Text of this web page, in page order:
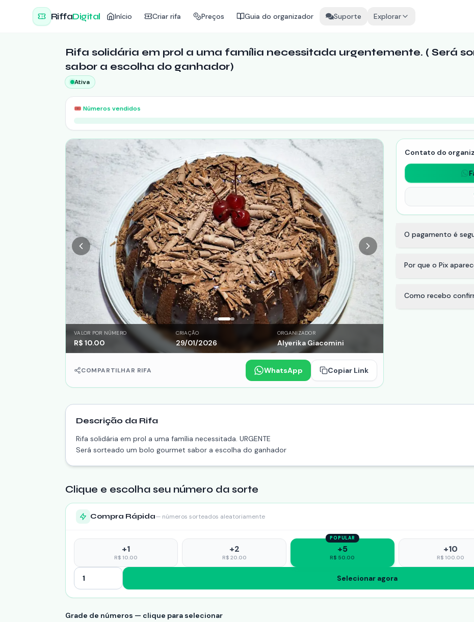
RiffaDigital Início Criar rifa Preços Guia do organizador Suporte Explorar
Rifa solidária em prol a uma família necessitada urgentemente. ( Será
sabor a escolha do ganhador)
Ativa
🎟️ Números vendidos
VALOR POR NÚMERO
R$ 10.00
CRIAÇÃO
29/01/2026
ORGANIZADOR
Alyerika Giacomini
COMPARTILHAR RIFA WhatsApp Copiar Link
Contato do
O pagamento é
Por que o Pix
Como recebo
Descrição da Rifa
Rifa solidária em prol a uma família necessitada. URGENTE
Será sorteado um bolo gourmet sabor a escolha do ganhador
Clique e escolha seu número da sorte
Compra Rápida— números sorteados aleatoriamente
+1
R$10.00
+2
R$ 20.00
POPULAR
+5
R$ 50.00
+10
R$100.00
Selecionar agora
Grade de números — clique para selecionar